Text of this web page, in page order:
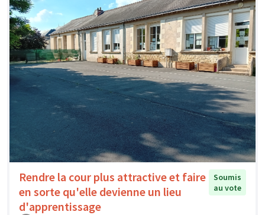
Rendre la cour plus attractive et faire
en sorte qu'elle devienne un lieu
d'apprentissage
Soumis
au vote